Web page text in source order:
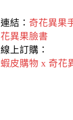
連結： 奇花異果
花異果臉書
線上訂購：
蝦皮購物 x 奇花